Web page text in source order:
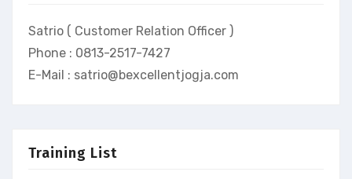
Satrio ( Customer Relation Officer )
Phone : 0813-2517-7427
E-Mail : satrio@bexcellentjogja.com
Training List